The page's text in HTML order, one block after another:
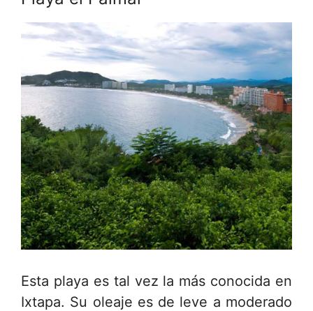
Esta playa es tal vez la más conocida en
Ixtapa. Su oleaje es de leve a moderado